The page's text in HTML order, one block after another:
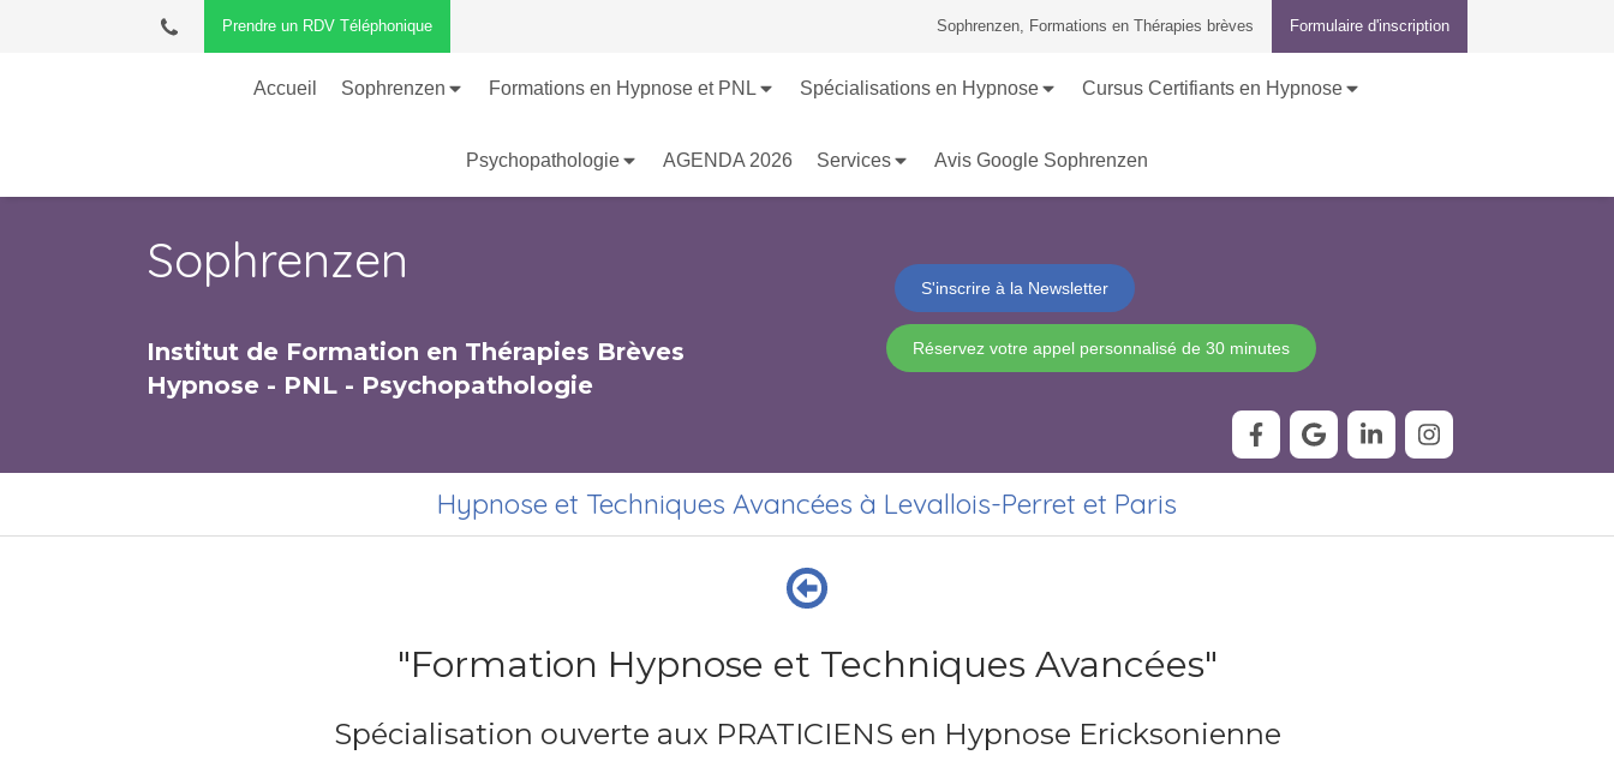
Prendre un RDV Téléphonique Formulaire d'inscription
Sophrenzen, Formations en Thérapies brèves
Accueil Sophrenzen Formations en Hypnose et PNL Spécialisations en Hypnose Cursus Certifiants en Hypnose
Psychopathologie AGENDA 2026 Services Avis Google Sophrenzen
Sophrenzen S'inscrire à la Newsletter
Réservez votre appel personnalisé de 30 minutes
Institut de Formation en Thérapies Brèves
Hypnose - PNL - Psychopathologie
Hypnose et Techniques Avancées à Levallois-Perret et Paris
"Formation Hypnose et Techniques Avancées"
Spécialisation ouverte aux PRATICIENS en Hypnose Ericksonienne